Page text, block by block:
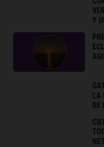
Y
LA
DE